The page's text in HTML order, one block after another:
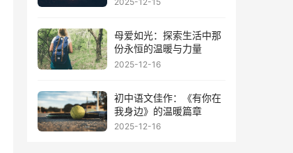
母爱如光：探索生活中那
份永恒的温暖与力量
2025-12-16
初中语文佳作：《有你在
我身边》的温暖篇章
2025-12-16